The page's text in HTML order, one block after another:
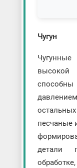
Чугун
высокой
песчаные
детали